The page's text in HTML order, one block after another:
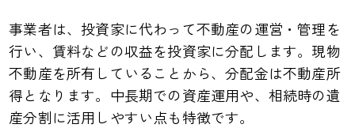
事業者は、投資家に代わって不動産の運営・管理を
行い、賃料などの収益を投資家に分配します。現物
不動産を所有していることから、分配金は不動産所
得となります。中長期での資産運用や、相続時の遺
産分割に活用しやすい点も特徴です。